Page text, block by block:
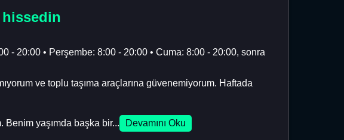
hissedin
- 20:00 • Perşembe: 8:00 - 20:00 • Cuma: 8:00 - 20:00, sonra
ve toplu taşıma araçlarına güvenemiyorum. Haftada
Benim yaşımda başka bir... Devamını Oku